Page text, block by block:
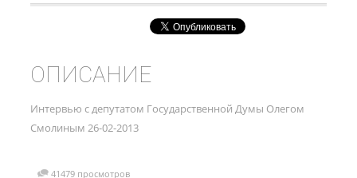
ОПИСАНИЕ
Интервью с депутатом Государственной Думы Олегом
Смолиным 26-02-2013
41479 просмотров